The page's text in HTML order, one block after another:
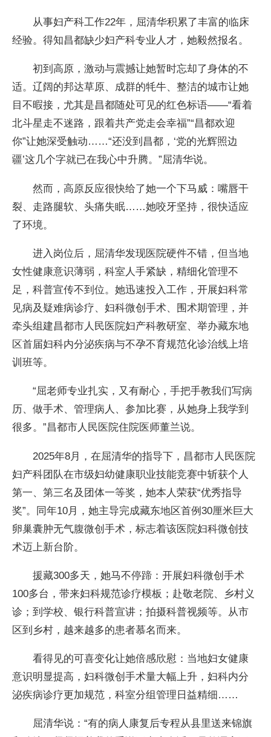
从事妇产科工作22年，屈清华积累了丰富的临床
经验。得知昌都缺少妇产科专业人才，她毅然报名。
初到高原，激动与震撼让她暂时忘却了身体的不
适。辽阔的邦达草原、成群的牦牛、整洁的城市让她
目不暇接，尤其是昌都随处可见的红色标语——“看着
北斗星走不迷路，跟着共产党走会幸福”“昌都欢迎
你”让她深受触动……“还没到昌都，‘党的光辉照边
疆’这几个字就已在我心中升腾。”屈清华说。
然而，高原反应很快给了她一个下马威：嘴唇干
裂、走路腿软、头痛失眠……她咬牙坚持，很快适应
了环境。
进入岗位后，屈清华发现医院硬件不错，但当地
女性健康意识薄弱，科室人手紧缺，精细化管理不
足，科普宣传不到位。她迅速投入工作，开展妇科常
见病及疑难病诊疗、妇科微创手术、围术期管理，并
牵头组建昌都市人民医院妇产科教研室、举办藏东地
区首届妇科内分泌疾病与不孕不育规范化诊治线上培
训班等。
“屈老师专业扎实，又有耐心，手把手教我们写病
历、做手术、管理病人、参加比赛，从她身上我学到
很多。”昌都市人民医院住院医师董兰说。
2025年8月，在屈清华的指导下，昌都市人民医院
妇产科团队在市级妇幼健康职业技能竞赛中斩获个人
第一、第三名及团体一等奖，她本人荣获“优秀指导
奖”。同年10月，她主导完成藏东地区首例30厘米巨大
卵巢囊肿无气腹微创手术，标志着该医院妇科微创技
术迈上新台阶。
援藏300多天，她马不停蹄：开展妇科微创手术
100多台，带来妇科规范诊疗模板；赴敬老院、乡村义
诊；到学校、银行科普宣讲；拍摄科普视频等。从市
区到乡村，越来越多的患者慕名而来。
看得见的可喜变化让她倍感欣慰：当地妇女健康
意识明显提高，妇科微创手术量大幅上升，妇科内分
泌疾病诊疗更加规范，科室分组管理日益精细……
屈清华说：“有的病人康复后专程从县里送来锦旗